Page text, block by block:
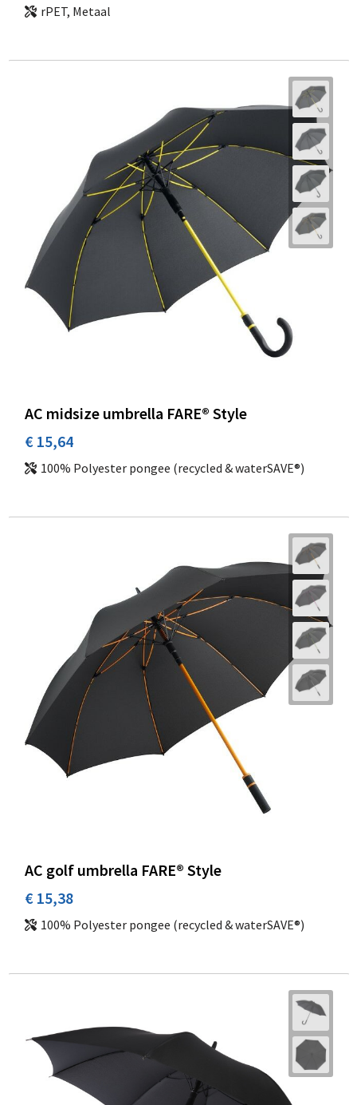
rPET, Metaal
AC midsize umbrella FARE® Style
€ 15,64
100% Polyester pongee (recycled & waterSAVE®)
AC golf umbrella FARE® Style
€ 15,38
100% Polyester pongee (recycled & waterSAVE®)